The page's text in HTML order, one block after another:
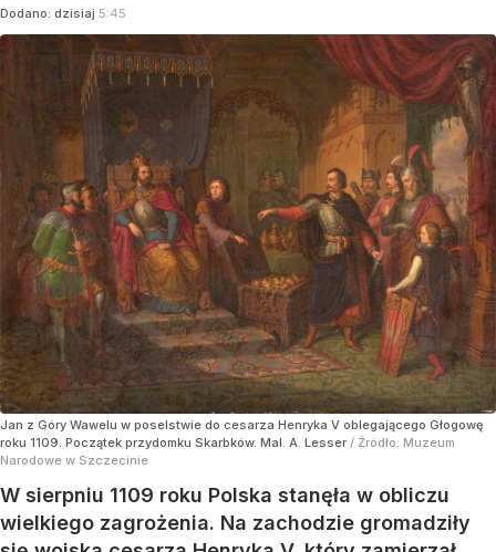
Dodano: dzisiaj 5:45
Jan z Góry Wawelu w poselstwie do cesarza Henryka V oblegającego Głogowę
roku 1109. Początek przydomku Skarbków. Mal. A. Lesser / Źródło: Muzeum
Narodowe w Szczecinie
W sierpniu 1109 roku Polska stanęła w obliczu
wielkiego zagrożenia. Na zachodzie gromadziły